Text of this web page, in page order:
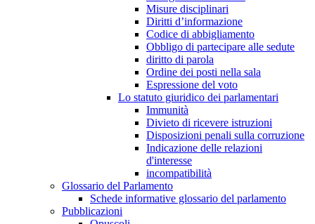
Misure disciplinari
Diritti d’informazione
Codice di abbigliamento
Obbligo di partecipare alle sedute
diritto di parola
Ordine dei posti nella sala
Espressione del voto
Lo statuto giuridico dei parlamentari
Immunità
Divieto di ricevere istruzioni
Disposizioni penali sulla corruzione
Indicazione delle relazioni
d'interesse
incompatibilità
Glossario del Parlamento
Schede informative glossario del parlamento
Pubblicazioni